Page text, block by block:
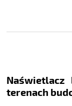
terenach